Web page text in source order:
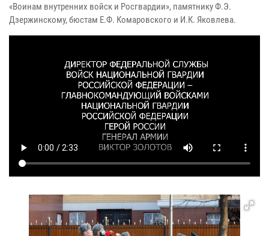
«Воинам внутренних войск и Росгвардии», памятнику Ф.Э.
Дзержинскому, бюстам Е.Ф. Комаровского и И.К. Яковлева.